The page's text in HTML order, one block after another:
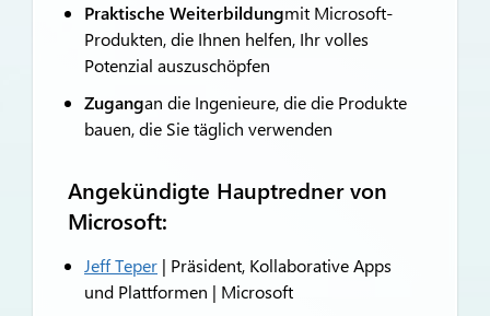
Praktische Weiterbildungmit Microsoft-
Produkten, die Ihnen helfen, Ihr volles
Potenzial auszuschöpfen
Zugangan die Ingenieure, die die Produkte
bauen, die Sie täglich verwenden
Angekündigte Hauptredner von
Microsoft:
Jeff Teper | Präsident, Kollaborative Apps
und Plattformen | Microsoft